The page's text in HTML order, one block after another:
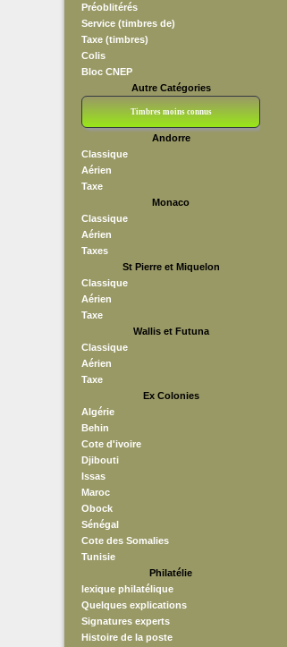
Préoblitérés
Service (timbres de)
Taxe (timbres)
Colis
Bloc CNEP
Autre Catégories
Timbres moins connus
Andorre
Classique
Aérien
Taxe
Monaco
Classique
Aérien
Taxes
St Pierre et Miquelon
Classique
Aérien
Taxe
Wallis et Futuna
Classique
Aérien
Taxe
Ex Colonies
Algérie
Behin
Cote d'ivoire
Djibouti
Issas
Maroc
Obock
Sénégal
Cote des Somalies
Tunisie
Philatélie
lexique philatélique
Quelques explications
Signatures experts
Histoire de la poste